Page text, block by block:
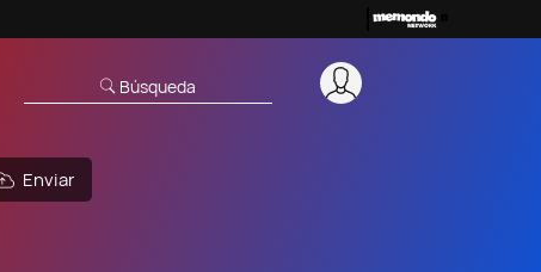
Búsqueda
Enviar